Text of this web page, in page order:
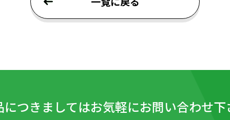
につきましてはお気軽にお問い合わせ下